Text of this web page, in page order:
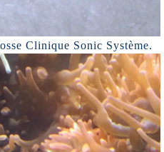
Clinique Sonic Système.